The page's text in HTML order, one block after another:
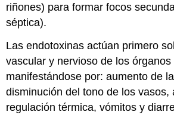
riñones) para formar focos
séptica).
Las endotoxinas actúan primero
vascular y nervioso de los órganos
manifestándose por: aumento de
disminución del tono de los vasos,
regulación térmica, vómitos y